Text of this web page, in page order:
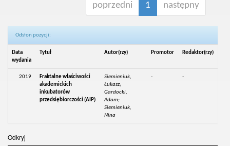
poprzedni 1 następny
Odsłon pozycji:
Data
wydania
Tytuł Autor(rzy) Promotor Redaktor(rzy)
2019
Fraktalne właściwości
akademickich
inkubatorów
przedsiębiorczości (AIP)
Siemieniuk,
Łukasz;
Gardocki,
Adam;
Siemieniuk,
Nina
- -
Odkryj